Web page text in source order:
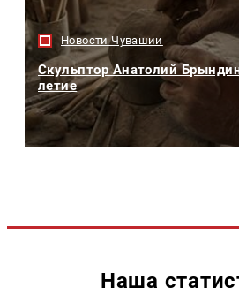
Новости Чувашии
Скульптор Анатолий
летие
Наша